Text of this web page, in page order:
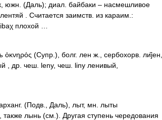
южн. (Даль); диал. байбаки – насмешливое
. Считается заимств. из караим.:
плохой …
(Супр.), болг. лен ж., сербохорв. ли̏jен,
, др. чеш. leny, чеш. liny ленивый,
(Подв., Даль), лыт, мн. лыты
лынь (см.). Другая ступень чередования